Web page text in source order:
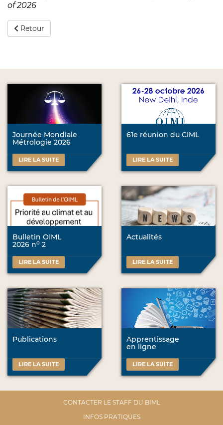
of 2026
Retour
Journée Mondiale
Métrologie 2026
LIRE LA SUITE
61e réunion du CIML
LIRE LA SUITE
Bulletin OIML
2026 no 2
LIRE LA SUITE
Actualités
LIRE LA SUITE
Publications
LIRE LA SUITE
Apprentissage
en ligne
LIRE LA SUITE
CONTACTER LE STAFF DU BIML
INFOS PRATIQUES